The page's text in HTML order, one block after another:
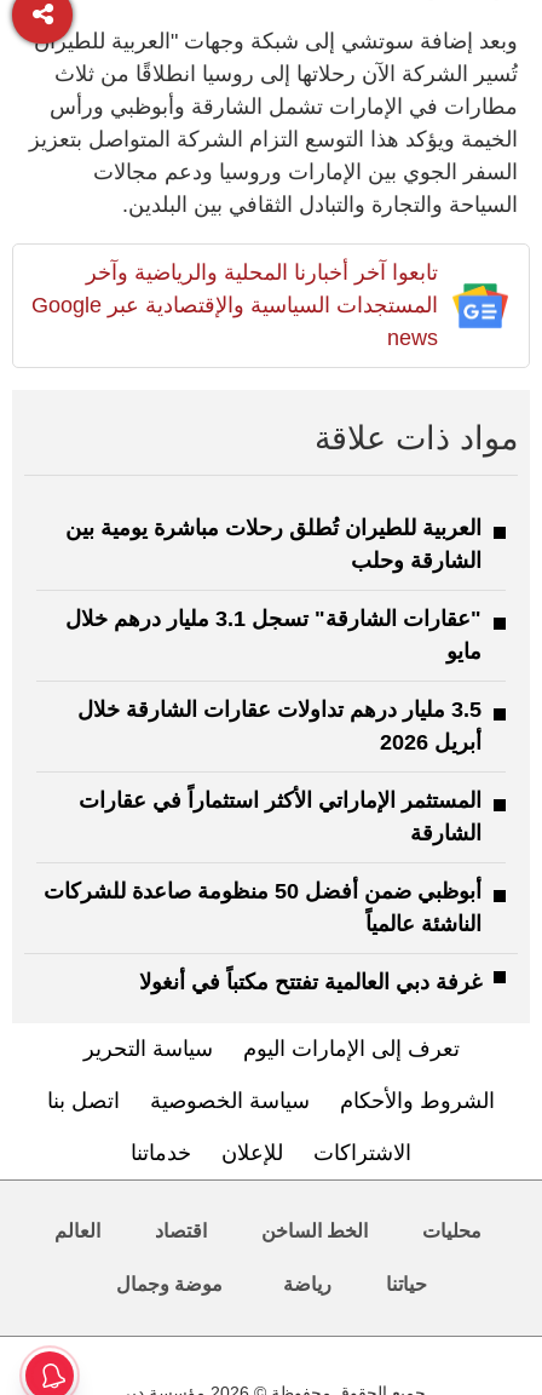
وبعد إضافة سوتشي إلى شبكة وجهات "العربية للطيران"
تُسير الشركة الآن رحلاتها إلى روسيا انطلاقًا من ثلاث
مطارات في الإمارات تشمل الشارقة وأبوظبي ورأس
الخيمة ويؤكد هذا التوسع التزام الشركة المتواصل بتعزيز
السفر الجوي بين الإمارات وروسيا ودعم مجالات
السياحة والتجارة والتبادل الثقافي بين البلدين.
تابعوا آخر أخبارنا المحلية والرياضية وآخر
المستجدات السياسية والإقتصادية عبر Google
news
مواد ذات علاقة
العربية للطيران تُطلق رحلات مباشرة يومية بين
الشارقة وحلب
"عقارات الشارقة" تسجل 3.1 مليار درهم خلال
مايو
3.5 مليار درهم تداولات عقارات الشارقة خلال
أبريل 2026
المستثمر الإماراتي الأكثر استثماراً في عقارات
الشارقة
أبوظبي ضمن أفضل 50 منظومة صاعدة للشركات
الناشئة عالمياً
غرفة دبي العالمية تفتتح مكتباً في أنغولا
تعرف إلى الإمارات اليوم سياسة التحرير
الشروط والأحكام سياسة الخصوصية اتصل بنا
الاشتراكات للإعلان خدماتنا
محليات الخط الساخن اقتصاد العالم
حياتنا رياضة موضة وجمال